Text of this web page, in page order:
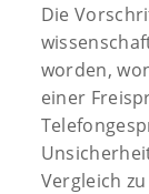
Die
worden,
einer
Vergleich